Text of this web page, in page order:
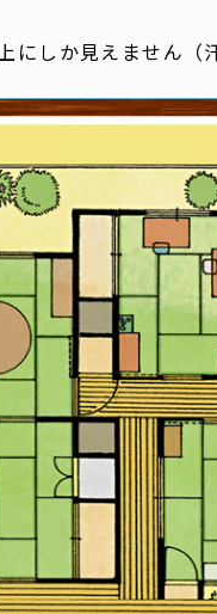
しか見えません（汗